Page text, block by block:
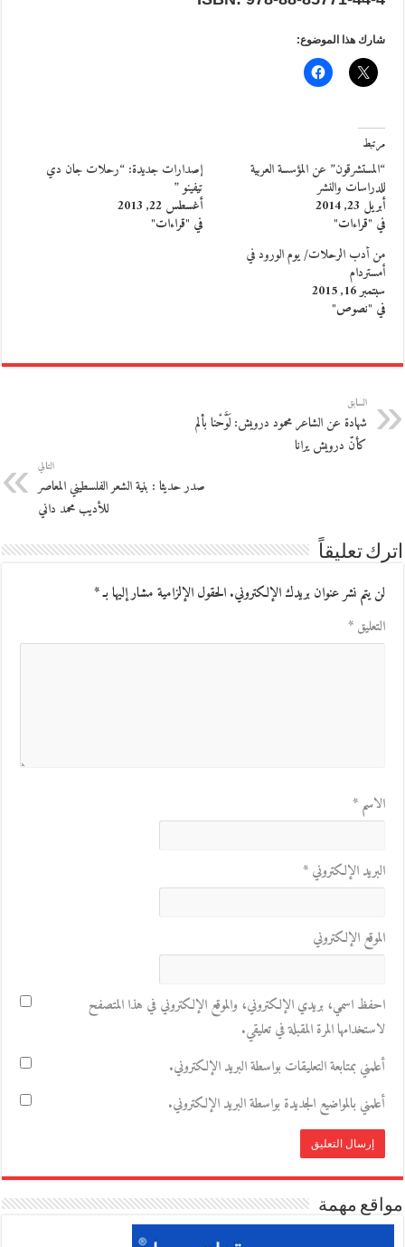
شارك هذا الموضوع:
مرتبط
“المستشرقون” عن المؤسسة العربية
للدراسات والنشر
أبريل 23, 2014
في "قراءات"
إصدارات جديدة: “رحلات جان دي
تيفينو ”
أغسطس 22, 2013
في "قراءات"
من أدب الرحلات/ يوم الورود في
أمستردام
سبتمبر 16, 2015
في "نصوص"
السابق
شهادة عن الشاعر محمود درويش: لَوَّحْنا بألم
كأنّ درويش يرانا
التالي
صدر حديثا : بنية الشعر الفلسطيني المعاصر
للأديب محمد داني
اترك تعليقاً
لن يتم نشر عنوان بريدك الإلكتروني.الحقول الإلزامية مشار إليها بـ*
التعليق*
الاسم*
البريد الإلكتروني*
الموقع الإلكتروني
احفظ اسمي، بريدي الإلكتروني، والموقع الإلكتروني في هذا المتصفح
لاستخدامها المرة المقبلة في تعليقي.
أعلمني بمتابعة التعليقات بواسطة البريد الإلكتروني.
أعلمني بالمواضيع الجديدة بواسطة البريد الإلكتروني.
مواقع مهمة